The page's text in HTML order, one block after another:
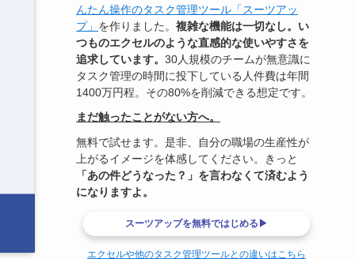
んたん操作のタスク管理ツール「スーツアッ
プ」 を作りました。 複雑な機能は一切なし。い
つものエクセルのような直感的な使いやすさを
追求しています。 30人規模のチームが無意識に
タスク管理の時間に投下している人件費は年間
1400万円程。その80%を削減できる想定です。
まだ触ったことがない方へ。
無料で試せます。是非、自分の職場の生産性が
上がるイメージを体感してください。きっと
「あの件どうなった？」を言わなくて済むよう
になりますよ。
スーツアップを無料ではじめる▶
エクセルや他のタスク管理ツールとの違いはこちら